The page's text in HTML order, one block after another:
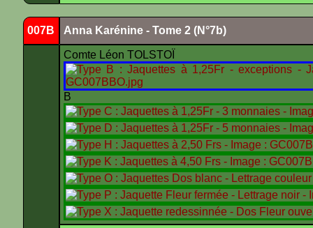
007B Anna Karénine - Tome 2 (N°7b)
Comte Léon TOLSTOÏ
B